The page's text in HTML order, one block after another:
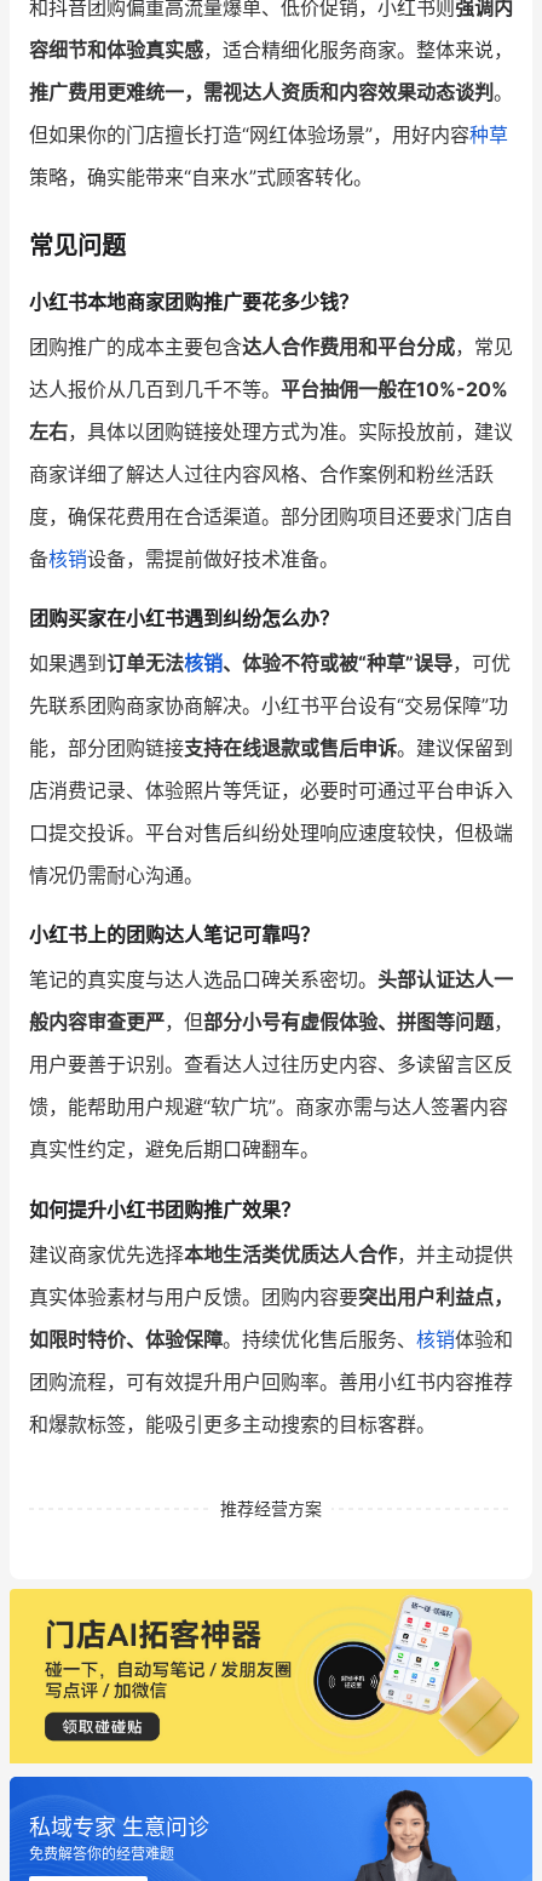
和抖音团购偏重高流量爆单、低价促销，小红书则 强调内
容细节和体验真实感，适合精细化服务商家。整体来说，
推广费用更难统一，需视达人资质和内容效果动态谈判 。
但如果你的门店擅长打造“网红体验场景”，用好内容种草
策略，确实能带来“自来水”式顾客转化。
常见问题
小红书本地商家团购推广要花多少钱？
团购推广的成本主要包含达人合作费用和平台分成，常见
达人报价从几百到几千不等。 平台抽佣一般在10%-20%
左右，具体以团购链接处理方式为准。实际投放前，建议
商家详细了解达人过往内容风格、合作案例和粉丝活跃
度，确保花费用在合适渠道。部分团购项目还要求门店自
备核销设备，需提前做好技术准备。
团购买家在小红书遇到纠纷怎么办？
如果遇到 订单无法核销、体验不符或被“种草”误导，可优
先联系团购商家协商解决。小红书平台设有“交易保障”功
能，部分团购链接支持在线退款或售后申诉。建议保留到
店消费记录、体验照片等凭证，必要时可通过平台申诉入
口提交投诉。平台对售后纠纷处理响应速度较快，但极端
情况仍需耐心沟通。
小红书上的团购达人笔记可靠吗？
笔记的真实度与达人选品口碑关系密切。 头部认证达人一
般内容审查更严，但部分小号有虚假体验、拼图等问题，
用户要善于识别。查看达人过往历史内容、多读留言区反
馈，能帮助用户规避“软广坑”。商家亦需与达人签署内容
真实性约定，避免后期口碑翻车。
如何提升小红书团购推广效果？
建议商家优先选择本地生活类优质达人合作，并主动提供
真实体验素材与用户反馈。团购内容要突出用户利益点，
如限时特价、体验保障。持续优化售后服务、 核销体验和
团购流程，可有效提升用户回购率。善用小红书内容推荐
和爆款标签，能吸引更多主动搜索的目标客群。
推荐经营方案
私域专家 生意问诊
免费解答你的经营难题